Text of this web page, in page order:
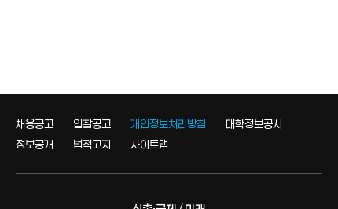
채용공고 입찰공고 개인정보처리방침
대학정보공시
정보공개
법적고지 사이트맵